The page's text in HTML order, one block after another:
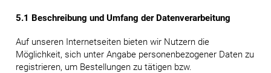
5.1 Beschreibung und Umfang der Datenverarbeitung
Auf unseren Internetseiten bieten wir Nutzern die
Möglichkeit, sich unter Angabe personenbezogener Daten zu
registrieren, um Bestellungen zu tätigen bzw.